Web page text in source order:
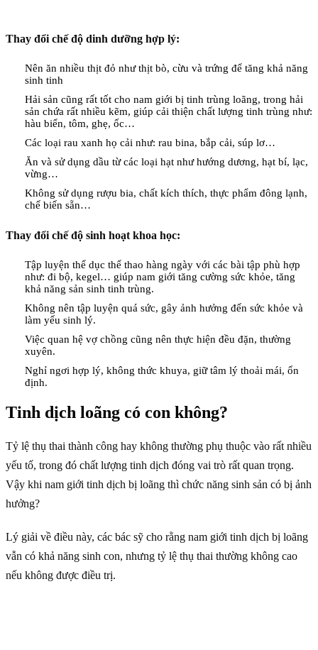
Thay đổi chế độ dinh dưỡng hợp lý:
Nên ăn nhiều thịt đỏ như thịt bò, cừu và trứng để tăng khả năng
sinh tinh
Hải sản cũng rất tốt cho nam giới bị tinh trùng loãng, trong hải
sản chứa rất nhiều kẽm, giúp cải thiện chất lượng tinh trùng như:
hàu biển, tôm, ghẹ, ốc…
Các loại rau xanh họ cải như: rau bina, bắp cải, súp lơ…
Ăn và sử dụng dầu từ các loại hạt như hướng dương, hạt bí, lạc,
vừng…
Không sử dụng rượu bia, chất kích thích, thực phẩm đông lạnh,
chế biến sẵn…
Thay đổi chế độ sinh hoạt khoa học:
Tập luyện thể dục thể thao hàng ngày với các bài tập phù hợp
như: đi bộ, kegel… giúp nam giới tăng cường sức khỏe, tăng
khả năng sản sinh tinh trùng.
Không nên tập luyện quá sức, gây ảnh hưởng đến sức khỏe và
làm yếu sinh lý.
Việc quan hệ vợ chồng cũng nên thực hiện đều đặn, thường
xuyên.
Nghỉ ngơi hợp lý, không thức khuya, giữ tâm lý thoải mái, ổn
định.
Tinh dịch loãng có con không?
Tỷ lệ thụ thai thành công hay không thường phụ thuộc vào rất nhiều
yếu tố, trong đó chất lượng tinh dịch đóng vai trò rất quan trọng.
Vậy khi nam giới tinh dịch bị loãng thì chức năng sinh sản có bị ảnh
hưởng?
Lý giải về điều này, các bác sỹ cho rằng nam giới tinh dịch bị loãng
vẫn có khả năng sinh con, nhưng tỷ lệ thụ thai thường không cao
nếu không được điều trị.